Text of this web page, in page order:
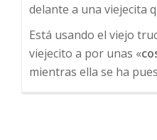
delante a una viejecita
Está usando el viejo
viejecito a por unas «
mientras ella se ha